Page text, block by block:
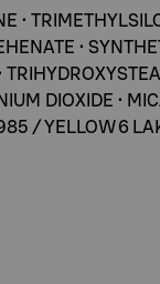
•
DIOXIDE •
/ YELLOW 6